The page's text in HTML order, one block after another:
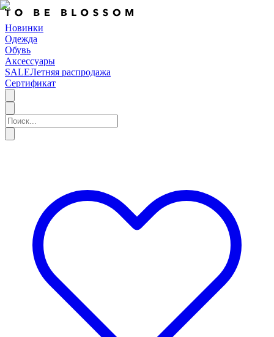
Новинки
Одежда
Обувь
Аксессуары
SALEЛетняя распродажа
Сертификат